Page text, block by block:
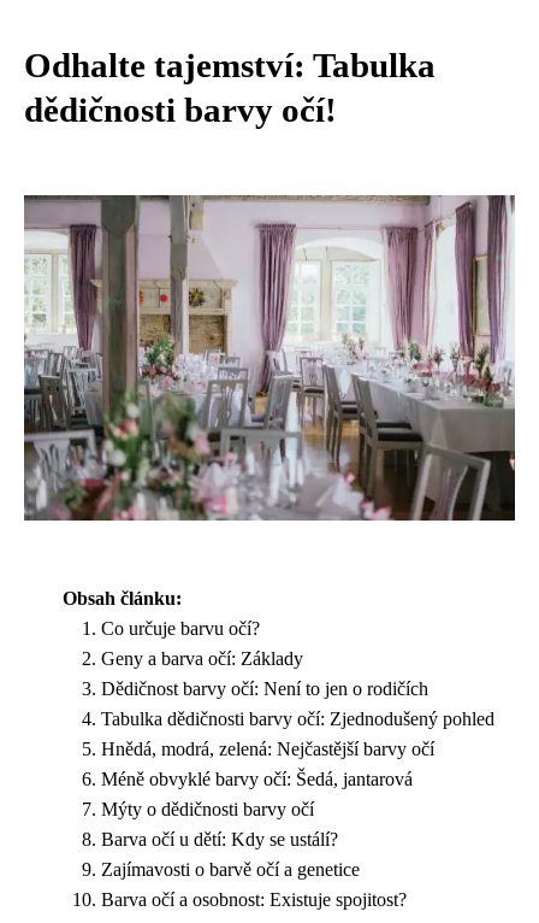
Odhalte tajemství: Tabulka
dědičnosti barvy očí!
Obsah článku:
Co určuje barvu očí?
Geny a barva očí: Základy
Dědičnost barvy očí: Není to jen o rodičích
Tabulka dědičnosti barvy očí: Zjednodušený pohled
Hnědá, modrá, zelená: Nejčastější barvy očí
Méně obvyklé barvy očí: Šedá, jantarová
Mýty o dědičnosti barvy očí
Barva očí u dětí: Kdy se ustálí?
Zajímavosti o barvě očí a genetice
Barva očí a osobnost: Existuje spojitost?